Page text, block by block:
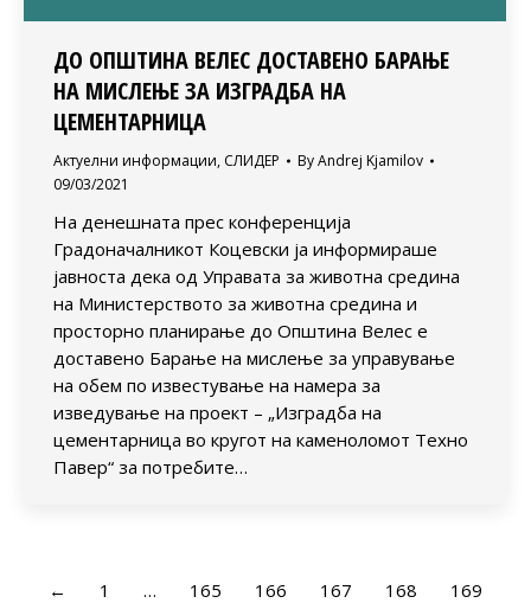
ДО ОПШТИНА ВЕЛЕС ДОСТАВЕНО БАРАЊЕ
НА МИСЛЕЊЕ ЗА ИЗГРАДБА НА
ЦЕМЕНТАРНИЦА
Актуелни информации, СЛИДЕР ByAndrej Kjamilov
09/03/2021
На денешната прес конференција
Градоначалникот Коцевски ја информираше
јавноста дека од Управата за животна средина
на Министерството за животна средина и
просторно планирање до Општина Велес е
доставено Барање на мислење за управување
на обем по известување на намера за
изведување на проект – „Изградба на
цементарница во кругот на каменоломот Техно
Павер“ за потребите…
← 1 … 165 166 167 168
169